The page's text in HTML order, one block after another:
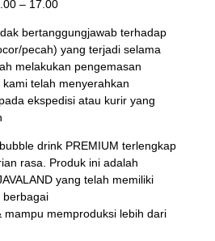
– 17.00
bertanggungjawab terhadap
pecah) yang terjadi selama
melakukan pengemasan
telah menyerahkan
ekspedisi atau kurir yang
drink PREMIUM terlengkap
rasa. Produk ini adalah
yang telah memiliki
berbagai
mampu memproduksi lebih dari